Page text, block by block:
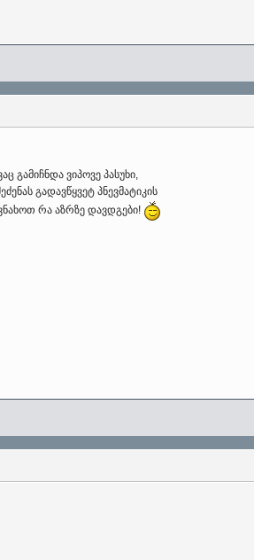
გამიჩნდა ვიპოვე პასუხი,
გადავწყვეტ პნევმატიკის
რა აზრზე დავდგები!